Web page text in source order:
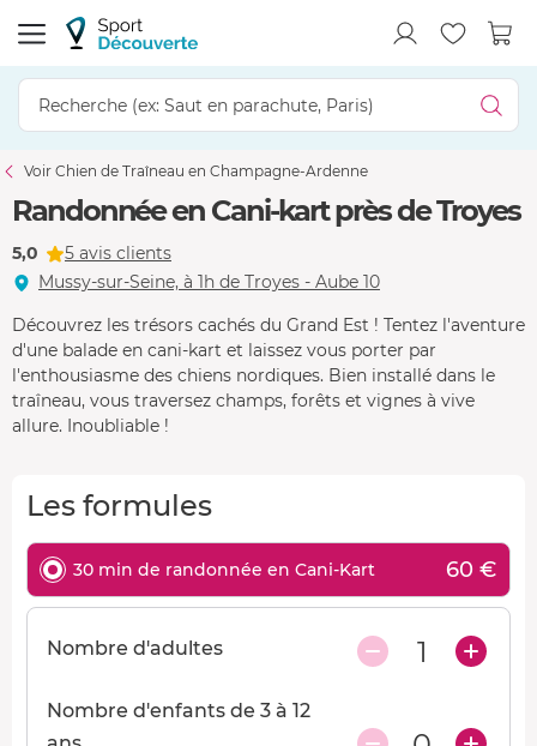
Voir Chien de Traîneau en Champagne-Ardenne
Randonnée en Cani-kart près de Troyes
5,0
5 avis clients
Mussy-sur-Seine, à 1h de Troyes - Aube 10
Découvrez les trésors cachés du Grand Est ! Tentez l'aventure
d'une balade en cani-kart et laissez vous porter par
l'enthousiasme des chiens nordiques. Bien installé dans le
traîneau, vous traversez champs, forêts et vignes à vive
allure. Inoubliable !
Les formules
30 min de randonnée en Cani-Kart 60 €
Nombre d'adultes 1
Nombre d'enfants de 3 à 12